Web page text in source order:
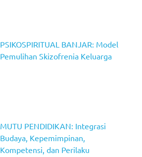
PSIKOSPIRITUAL BANJAR: Model
Pemulihan Skizofrenia Keluarga
MUTU PENDIDIKAN: Integrasi
Budaya, Kepemimpinan,
Kompetensi, dan Perilaku